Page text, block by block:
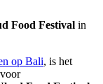
Food Festival in
op Bali, is het